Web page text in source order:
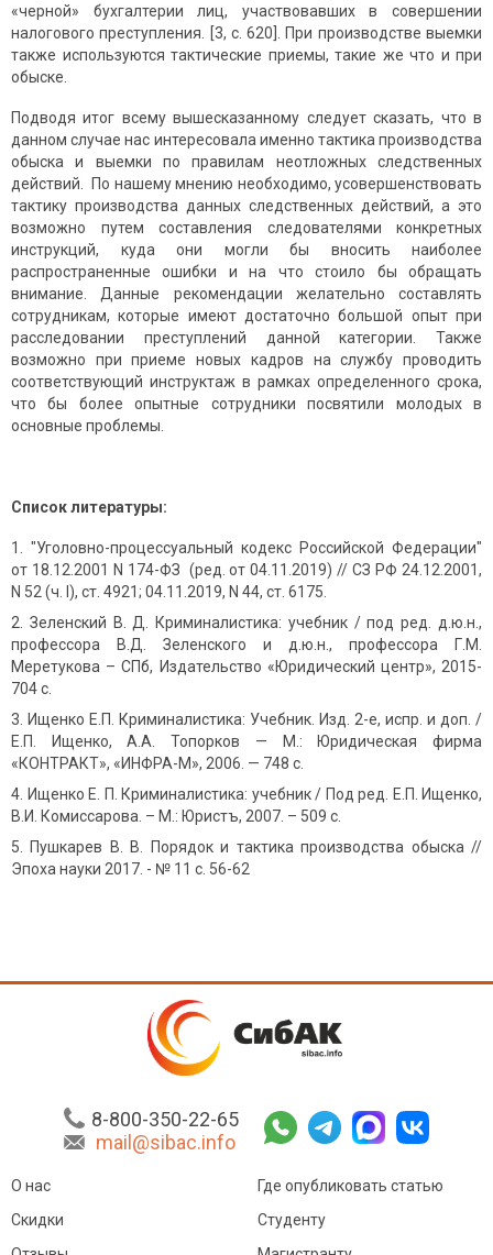
«черной» бухгалтерии лиц, участвовавших в совершении
налогового преступления. [3, с. 620]. При производстве выемки
также используются тактические приемы, такие же что и при
обыске.
Подводя итог всему вышесказанному следует сказать, что в
данном случае нас интересовала именно тактика производства
обыска и выемки по правилам неотложных следственных
действий. По нашему мнению необходимо, усовершенствовать
тактику производства данных следственных действий, а это
возможно путем составления следователями конкретных
инструкций, куда они могли бы вносить наиболее
распространенные ошибки и на что стоило бы обращать
внимание. Данные рекомендации желательно составлять
сотрудникам, которые имеют достаточно большой опыт при
расследовании преступлений данной категории. Также
возможно при приеме новых кадров на службу проводить
соответствующий инструктаж в рамках определенного срока,
что бы более опытные сотрудники посвятили молодых в
основные проблемы.
Список литературы:
"Уголовно-процессуальный кодекс Российской Федерации"
от 18.12.2001 N 174-ФЗ (ред. от 04.11.2019) // СЗ РФ 24.12.2001,
N 52 (ч. I), ст. 4921; 04.11.2019, N 44, ст. 6175.
Зеленский В. Д. Криминалистика: учебник / под ред. д.ю.н.,
профессора В.Д. Зеленского и д.ю.н., профессора Г.М.
Меретукова – СПб, Издательство «Юридический центр», 2015-
704 с.
Ищенко Е.П. Криминалистика: Учебник. Изд. 2-е, испр. и доп. /
Е.П. Ищенко, А.А. Топорков — М.: Юридическая фирма
«КОНТРАКТ», «ИНФРА-М», 2006. — 748 с.
Ищенко Е. П. Криминалистика: учебник / Под ред. Е.П. Ищенко,
В.И. Комиссарова. – М.: Юристъ, 2007. – 509 с.
Пушкарев В. В. Порядок и тактика производства обыска //
Эпоха науки 2017. - № 11 с. 56-62
8-800-350-22-65
mail@sibac.info
О нас
Скидки
Где опубликовать статью
Студенту